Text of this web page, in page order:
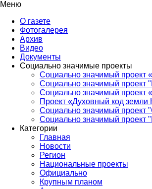
Меню
О газете
Фотогалерея
Архив
Видео
Документы
Социально значимые проекты
Социально значимый проект
Социально значимый проект
Социально значимый проект
Проект «Духовный код земли
Социально значимый проект
Социально значимый проект
Категории
Главная
Новости
Регион
Национальные проекты
Официально
Крупным планом